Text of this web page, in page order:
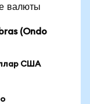
валюты
(Ondo
США